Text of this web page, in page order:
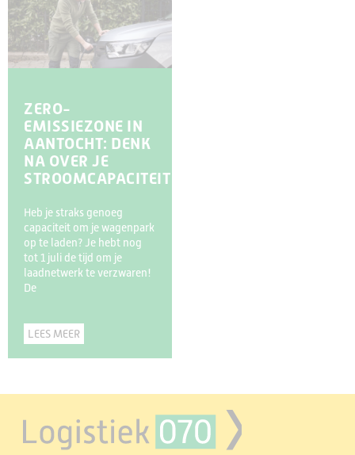
ZERO-
EMISSIEZONE IN
AANTOCHT: DENK
NA OVER JE
STROOMCAPACITEIT
Heb je straks genoeg
capaciteit om je wagenpark
op te laden? Je hebt nog
tot 1 juli de tijd om je
laadnetwerk te verzwaren!
De
LEES MEER